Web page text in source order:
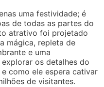
uma festividade; é
de todas as partes do
atrativo foi projetado
mágica, repleta de
e uma
os detalhes do
como ele espera cativar
de visitantes.